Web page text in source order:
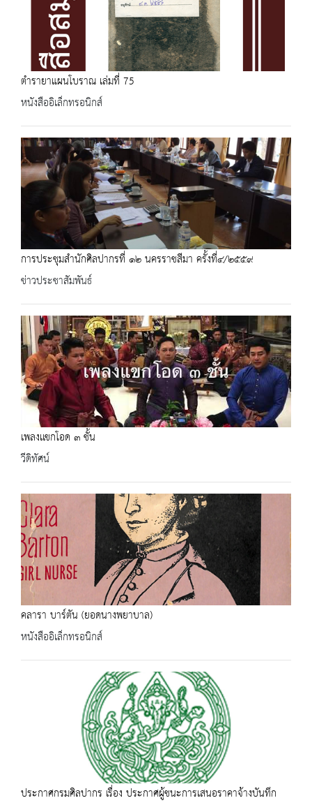
ตำรายาแผนโบราณ เล่มที่ 75
หนังสืออิเล็กทรอนิกส์
การประชุมสำนักศิลปากรที่ ๑๒ นครราชสีมา ครั้งที่๔/๒๕๕๙
ข่าวประชาสัมพันธ์
เพลงเเขกโอด ๓ ชั้น
วีดิทัศน์
คลารา บาร์ตัน (ยอดนางพยาบาล)
หนังสืออิเล็กทรอนิกส์
ประกาศกรมศิลปากร เรื่อง ประกาศผู้ชนะการเสนอราคาจ้างบันทึก